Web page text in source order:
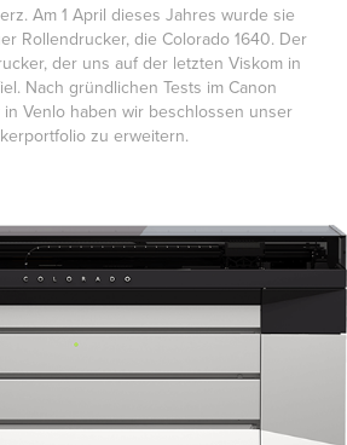
Am 1 April dieses Jahres wurde sie
Rollendrucker, die Colorado 1640. Der
der uns auf der letzten Viskom in
Nach gründlichen Tests im Canon
Venlo haben wir beschlossen unser
zu erweitern.